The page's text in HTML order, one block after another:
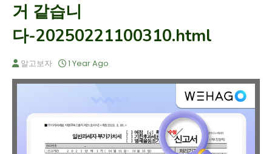
거 같습니
다-20250221100310.html
알고보자 1 Year Ago